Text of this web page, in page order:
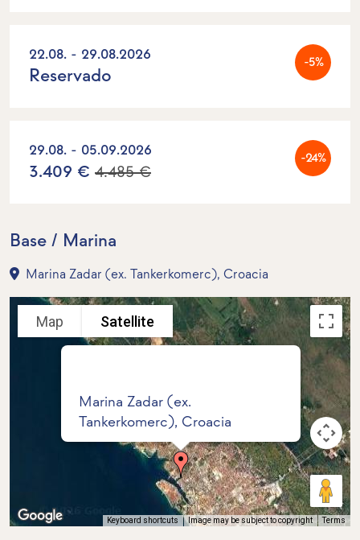
22.08. - 29.08.2026 -5%
Reservado
29.08. - 05.09.2026 -24%
3.409 € 4.485 €
Base / Marina
Marina Zadar (ex. Tankerkomerc), Croacia
Marina Zadar (ex.
Tankerkomerc), Croacia
Map Satellite
Keyboard shortcuts Image may be subject to copyright Terms